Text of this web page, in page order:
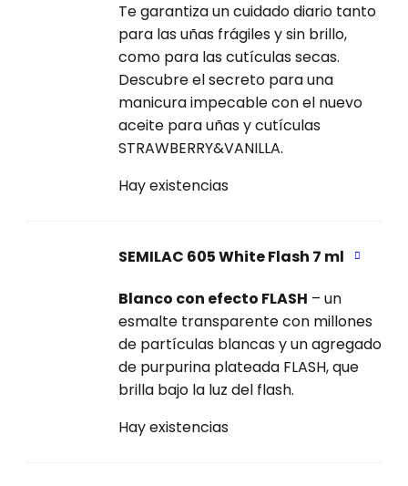
Te garantiza un cuidado diario tanto
para las uñas frágiles y sin brillo,
como para las cutículas secas.
Descubre el secreto para una
manicura impecable con el nuevo
aceite para uñas y cutículas
STRAWBERRY&VANILLA.
Hay existencias
SEMILAC 605 White Flash 7 ml
Blanco con efecto FLASH – un
esmalte transparente con millones
de partículas blancas y un agregado
de purpurina plateada FLASH, que
brilla bajo la luz del flash.
Hay existencias